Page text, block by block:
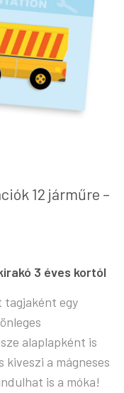
12 járműre –
3 éves kortól
tagjaként egy
alaplapként is
kiveszi a mágneses
is a móka!